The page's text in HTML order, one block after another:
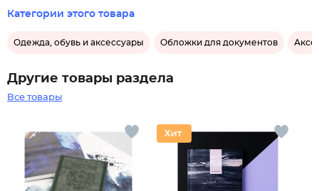
Категории этого товара
Одежда, обувь и аксессуары Обложки для документов
Другие товары раздела
Все товары